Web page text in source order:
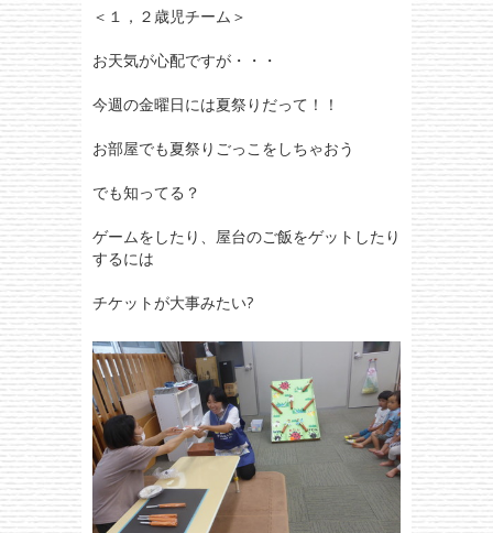
＜１，２歳児チーム＞
お天気が心配ですが・・・
今週の金曜日には夏祭りだって！！
お部屋でも夏祭りごっこをしちゃおう
でも知ってる？
ゲームをしたり、屋台のご飯をゲットしたり
するには
チケットが大事みたい?